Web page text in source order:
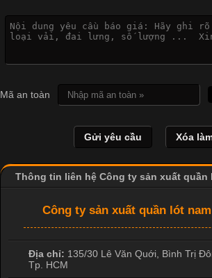
Đại
Cập nhật 2026-04-21 15:41:03
In Chuyển Nhiệt Là Gì? Công Nghệ In
May Mặc Trong ngành in ấn và thời trang, in
hình ảnh sắc nét và bền màu. Đặc biệt, kỹ
dụng rộng rãi trong sản xuất áo thun, đồ thể
Mã an toàn
Thông tin liên hệ Công ty sản xuất quần
Công ty sản xuất quần lót
Địa chỉ: 135/30 Lê Văn Quới, Bình Trị
Tp. HCM